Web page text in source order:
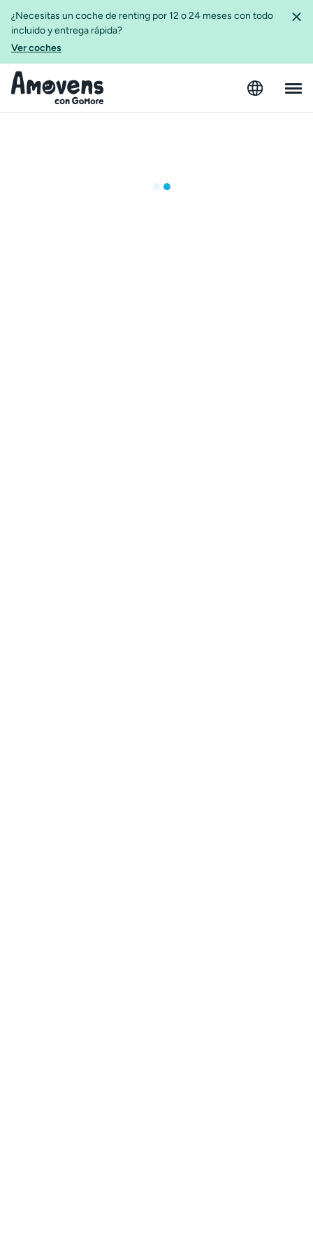
¿Necesitas un coche de renting por 12 o 24 meses con todo
incluido y entrega rápida?
Ver coches